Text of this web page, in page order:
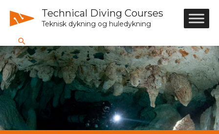
Technical Diving Courses
Teknisk dykning og huledykning